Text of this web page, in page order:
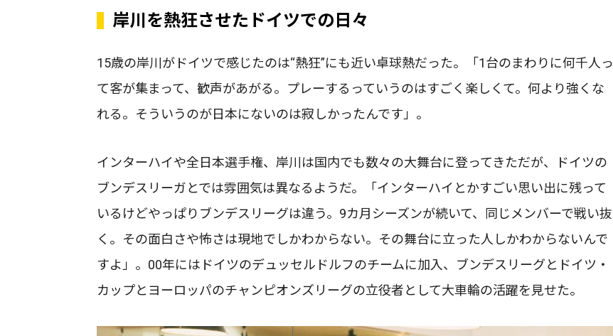
岸川を熱狂させたドイツでの日々
15歳の岸川がドイツで感じたのは“熱狂”にも近い卓球熱だった。「1台のまわりに何千人っ
て客が集まって、歓声があがる。プレーするっていうのはすごく楽しくて。何より強くな
れる。そういうのが日本にないのは寂しかったんです」。
インターハイや全日本選手権、岸川は国内でも数々の大舞台に登ってきただが、ドイツの
ブンデスリーガとでは雰囲気は異なるようだ。「インターハイとかすごい思い出に残って
いるけどやっぱりブンデスリーグは違う。9カ月シーズンが続いて、同じメンバーで戦い抜
く。その面白さや怖さは現地でしかわからない。その舞台に立った人しかわからないんで
すよ」。00年にはドイツのデュッセルドルフのチームに加入、ブンデスリーグとドイツ・
カップとヨーロッパのチャンピオンズリーグの立役者として大車輪の活躍を見せた。